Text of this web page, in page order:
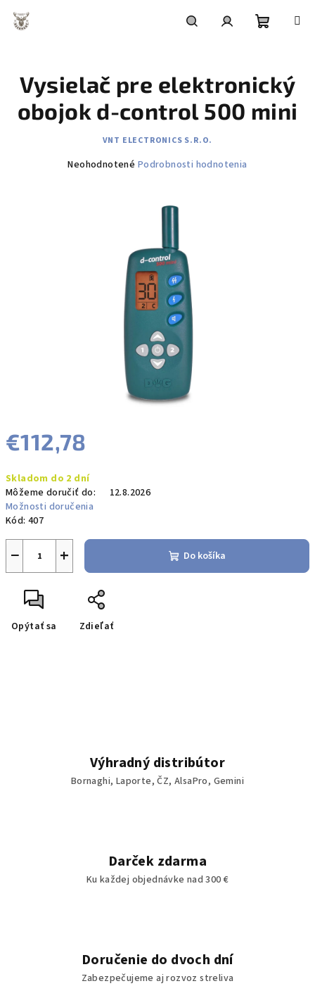
obsah
košík
€112,78
cena:
Skladom do 2 dní
Môžeme doručiť do:
12.8.2026
Možnosti doručenia
Kód: 407
+
− Do košíka
Opýtať sa Zdieľať
Vysielač pre elektronický
obojok d-control 500 mini
VNT ELECTRONICS S.R.O.
Priemerné
Neohodnotené Podrobnosti hodnotenia
Výhradný distribútor
Bornaghi, Laporte, ČZ, AlsaPro, Gemini
Darček zdarma
Ku každej objednávke nad 300 €
Doručenie do dvoch dní
Zabezpečujeme aj rozvoz streliva